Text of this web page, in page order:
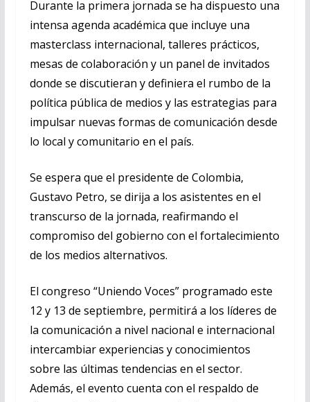
Durante la primera jornada se ha dispuesto una
intensa agenda académica que incluye una
masterclass internacional, talleres prácticos,
mesas de colaboración y un panel de invitados
donde se discutieran y definiera el rumbo de la
política pública de medios y las estrategias para
impulsar nuevas formas de comunicación desde
lo local y comunitario en el país.
Se espera que el presidente de Colombia,
Gustavo Petro, se dirija a los asistentes en el
transcurso de la jornada, reafirmando el
compromiso del gobierno con el fortalecimiento
de los medios alternativos.
El congreso “Uniendo Voces” programado este
12 y 13 de septiembre, permitirá a los líderes de
la comunicación a nivel nacional e internacional
intercambiar experiencias y conocimientos
sobre las últimas tendencias en el sector.
Además, el evento cuenta con el respaldo de